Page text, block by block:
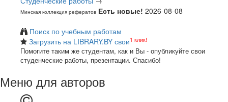
Минская коллекция рефератов Есть новые! 2026-08-08
Поиск по учебным работам
Загрузить на LIBRARY.BY свои1 клик!
Помогите таким же студентам, как и Вы - опубликуйте свои
студенческие работы, презентации. Спасибо!
Меню для авторов